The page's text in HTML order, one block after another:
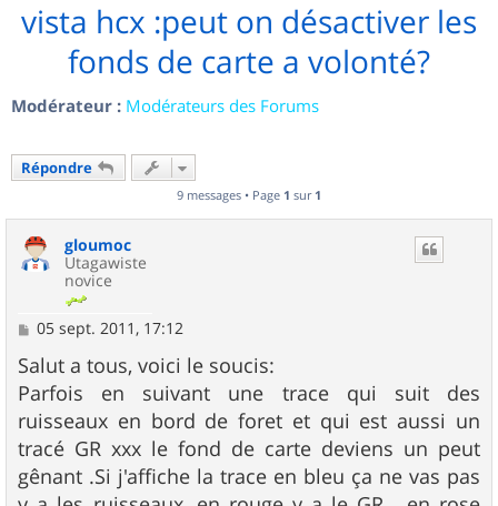
vista hcx :peut on désactiver les
fonds de carte a volonté?
Modérateur : Modérateurs des Forums
Répondre
9 messages • Page 1 sur 1
gloumoc
Utagawiste
novice
M
s
s
a
g
e
05 sept. 2011, 17:12
Salut a tous, voici le soucis:
Parfois en suivant une trace qui suit des
ruisseaux en bord de foret et qui est aussi un
tracé GR xxx le fond de carte deviens un peut
gênant .Si j'affiche la trace en bleu ça ne vas pas